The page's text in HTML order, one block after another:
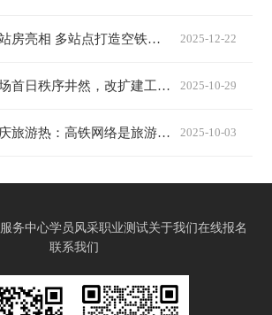
隆泸叙铁路新建站房亮相 多站点打造空铁铁水联运核心节点 2025-12-22
烟台南站客运转场首日秩序井然，改扩建工程加速打造全新交通枢纽 2025-10-29
外媒聚焦中国国庆旅游热：高铁网络是旅游业“生命线” 2025-10-03
服务中心学员风采职业测试关于我们在线报名
联系我们